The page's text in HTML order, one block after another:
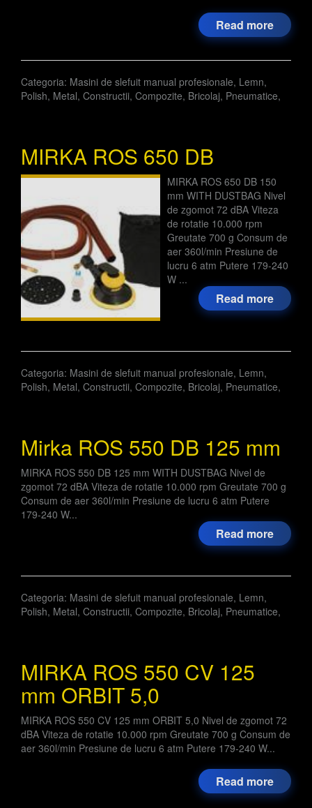
Read more
Categoria: Masini de slefuit manual profesionale, Lemn,
Polish, Metal, Constructii, Compozite, Bricolaj, Pneumatice,
MIRKA ROS 650 DB
MIRKA ROS 650 DB 150
mm WITH DUSTBAG Nivel
de zgomot 72 dBA Viteza
de rotatie 10.000 rpm
Greutate 700 g Consum de
aer 360l/min Presiune de
lucru 6 atm Putere 179-240
W ...
Read more
Categoria: Masini de slefuit manual profesionale, Lemn,
Polish, Metal, Constructii, Compozite, Bricolaj, Pneumatice,
Mirka ROS 550 DB 125 mm
MIRKA ROS 550 DB 125 mm WITH DUSTBAG Nivel de
zgomot 72 dBA Viteza de rotatie 10.000 rpm Greutate 700 g
Consum de aer 360l/min Presiune de lucru 6 atm Putere
179-240 W...
Read more
Categoria: Masini de slefuit manual profesionale, Lemn,
Polish, Metal, Constructii, Compozite, Bricolaj, Pneumatice,
MIRKA ROS 550 CV 125
mm ORBIT 5,0
MIRKA ROS 550 CV 125 mm ORBIT 5,0 Nivel de zgomot 72
dBA Viteza de rotatie 10.000 rpm Greutate 700 g Consum de
aer 360l/min Presiune de lucru 6 atm Putere 179-240 W...
Read more